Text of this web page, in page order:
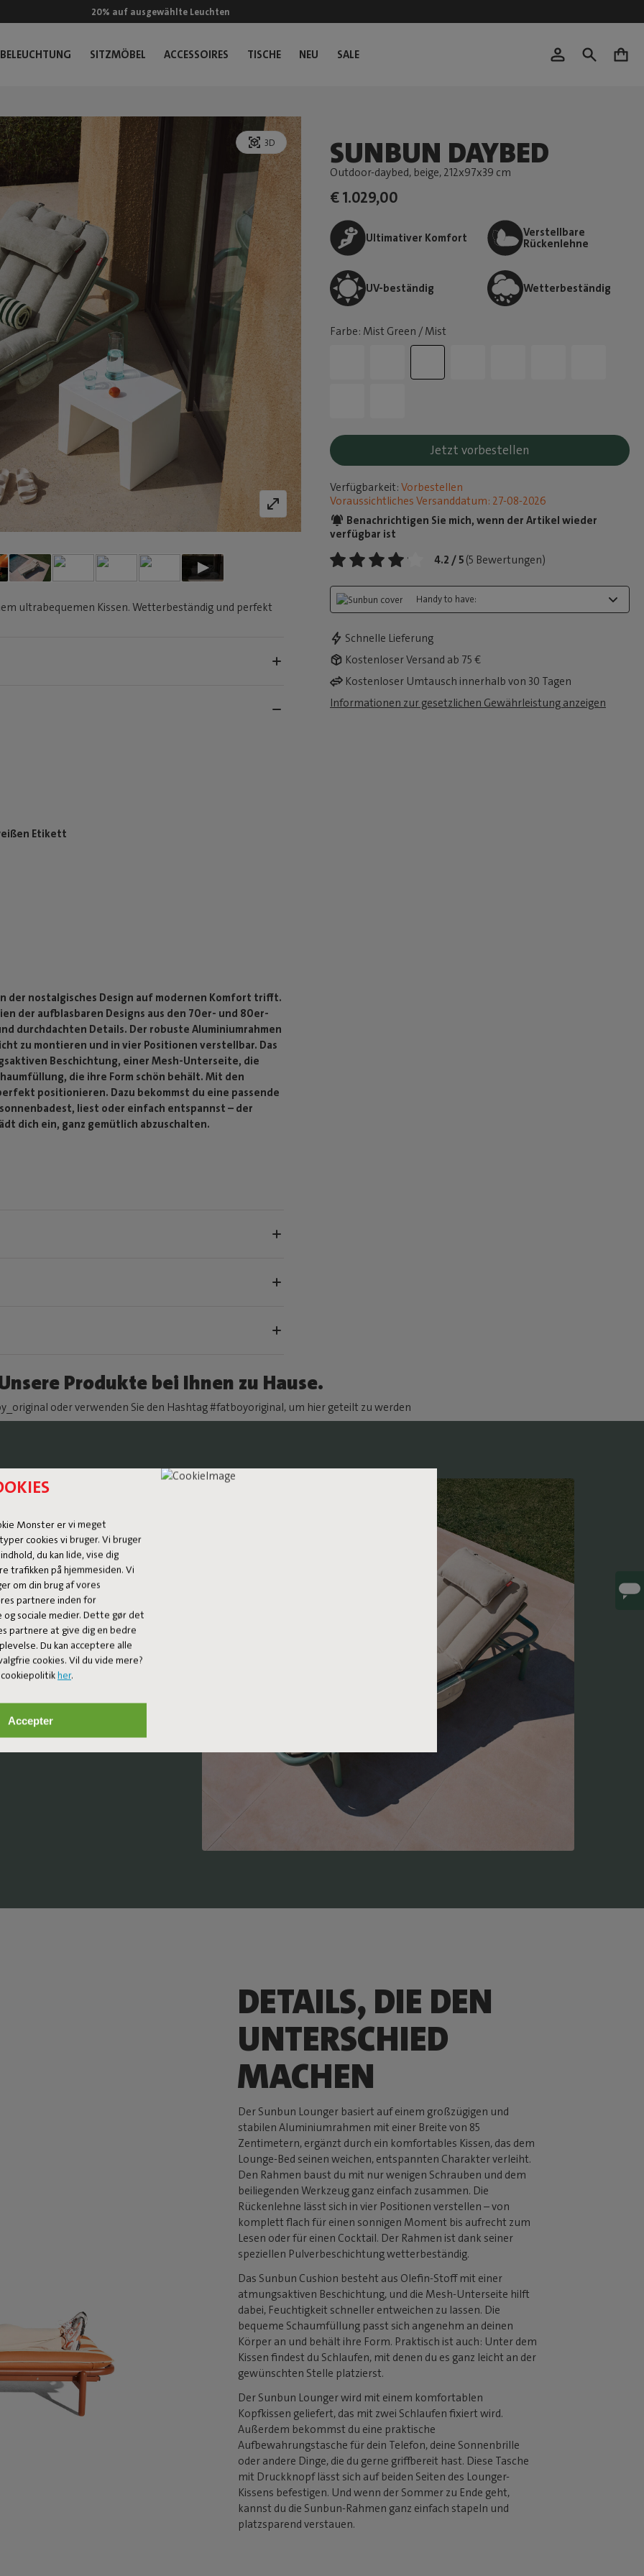
Monster er vi meget
cookies vi bruger. Vi bruger
du kan lide, vise dig
trafikken på hjemmesiden. Vi
om din brug af vores
partnere inden for
og sociale medier. Dette gør det
partnere at give dig en bedre
Du kan acceptere alle
cookies. Vil du vide mere?
her.
Accepter
20% auf ausgewählte Leuchten
BELEUCHTUNG SITZMÖBEL ACCESSOIRES TISCHE NEU SALE 0
3D SUNBUN DAYBED
Outdoor-daybed, beige, 212x97x39 cm
€ 1.029,00
Ultimativer Komfort
Verstellbare
Rückenlehne
UV-beständig Wetterbeständig
Farbe: Mist Green / Mist
Jetzt vorbestellen
Verfügbarkeit: Vorbestellen
Voraussichtliches Versanddatum: 27-08-2026
Benachrichtigen Sie mich, wenn der Artikel wieder
verfügbar ist
4.2 / 5 (5 Bewertungen)
Handy to have:
Schnelle Lieferung
Kostenloser Versand ab 75 €
Kostenloser Umtausch innerhalb von 30 Tagen
Informationen zur gesetzlichen Gewährleistung anzeigen
ultrabequemen Kissen. Wetterbeständig und perfekt
Etikett
der nostalgisches Design auf modernen Komfort trifft.
der aufblasbaren Designs aus den 70er- und 80er-
durchdachten Details. Der robuste Aluminiumrahmen
zu montieren und in vier Positionen verstellbar. Das
Beschichtung, einer Mesh-Unterseite, die
die ihre Form schön behält. Mit den
positionieren. Dazu bekommst du eine passende
liest oder einfach entspannst – der
dich ein, ganz gemütlich abzuschalten.
Produkte bei Ihnen zu Hause.
oder verwenden Sie den Hashtag #fatboyoriginal, um hier geteilt zu werden
MIT
Design
subtil
aus
mit
Das
Design-
zu
zu
DETAILS, DIE DEN
UNTERSCHIED
MACHEN
Der Sunbun Lounger basiert auf einem großzügigen und
stabilen Aluminiumrahmen mit einer Breite von 85
Zentimetern, ergänzt durch ein komfortables Kissen, das dem
Lounge-Bed seinen weichen, entspannten Charakter verleiht.
Den Rahmen baust du mit nur wenigen Schrauben und dem
beiliegenden Werkzeug ganz einfach zusammen. Die
Rückenlehne lässt sich in vier Positionen verstellen – von
komplett flach für einen sonnigen Moment bis aufrecht zum
Lesen oder für einen Cocktail. Der Rahmen ist dank seiner
speziellen Pulverbeschichtung wetterbeständig.
Das Sunbun Cushion besteht aus Olefin-Stoff mit einer
atmungsaktiven Beschichtung, und die Mesh-Unterseite hilft
dabei, Feuchtigkeit schneller entweichen zu lassen. Die
bequeme Schaumfüllung passt sich angenehm an deinen
Körper an und behält ihre Form. Praktisch ist auch: Unter dem
Kissen findest du Schlaufen, mit denen du es ganz leicht an der
gewünschten Stelle platzierst.
Der Sunbun Lounger wird mit einem komfortablen
Kopfkissen geliefert, das mit zwei Schlaufen fixiert wird.
Außerdem bekommst du eine praktische
Aufbewahrungstasche für dein Telefon, deine Sonnenbrille
oder andere Dinge, die du gerne griffbereit hast. Diese Tasche
mit Druckknopf lässt sich auf beiden Seiten des Lounger-
Kissens befestigen. Und wenn der Sommer zu Ende geht,
kannst du die Sunbun-Rahmen ganz einfach stapeln und
platzsparend verstauen.